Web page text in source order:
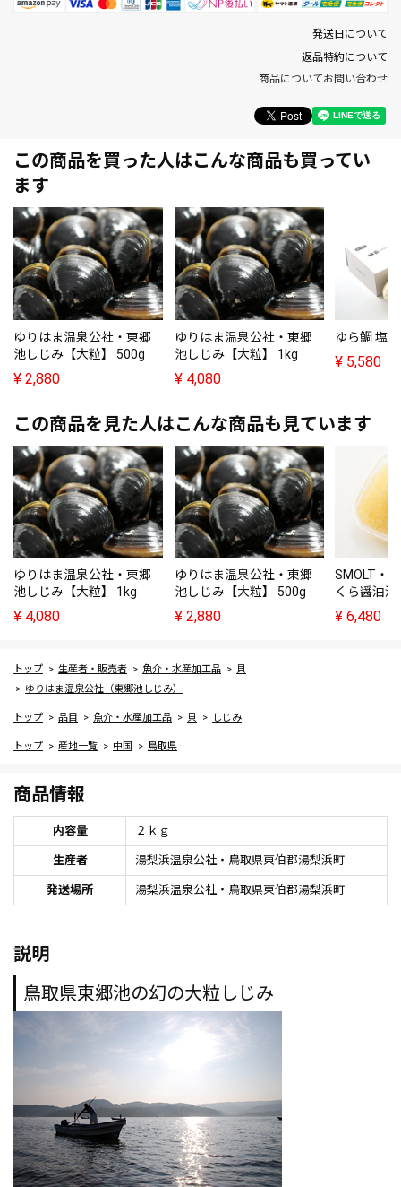
発送日について
返品特約について
商品についてお問い合わせ
この商品を買った人はこんな商品も買ってい
ます
ゆりはま温泉公社・東郷
池しじみ【大粒】 500g
¥ 2,880
ゆりはま温泉公社・東郷
池しじみ【大粒】 1kg
¥ 4,080
ゆら鯛 塩
¥ 5,580
この商品を見た人はこんな商品も見ています
ゆりはま温泉公社・東郷
池しじみ【大粒】 1kg
¥ 4,080
ゆりはま温泉公社・東郷
池しじみ【大粒】 500g
¥ 2,880
SMOLT・
くら醤油
¥ 6,480
トップ 生産者・販売者 魚介・水産加工品
貝
ゆりはま温泉公社（東郷池しじみ）
トップ 品目 魚介・水産加工品 貝 しじみ
トップ 産地一覧 中国 鳥取県
商品情報
内容量 ２ｋｇ
生産者 湯梨浜温泉公社・鳥取県東伯郡湯梨浜町
発送場所 湯梨浜温泉公社・鳥取県東伯郡湯梨浜町
説明
鳥取県東郷池の幻の大粒しじみ